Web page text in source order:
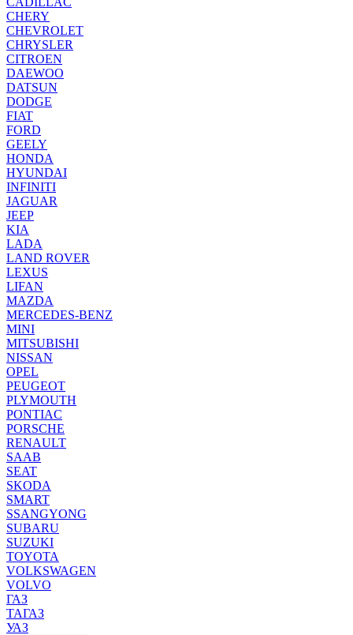
CHERY
CHEVROLET
CHRYSLER
CITROEN
DAEWOO
DATSUN
DODGE
FIAT
FORD
GEELY
HONDA
HYUNDAI
INFINITI
JAGUAR
JEEP
KIA
LADA
LAND ROVER
LEXUS
LIFAN
MAZDA
MERCEDES-BENZ
MINI
MITSUBISHI
NISSAN
OPEL
PEUGEOT
PLYMOUTH
PONTIAC
PORSCHE
RENAULT
SAAB
SEAT
SKODA
SMART
SSANGYONG
SUBARU
SUZUKI
TOYOTA
VOLKSWAGEN
VOLVO
ГАЗ
ТАГАЗ
УАЗ